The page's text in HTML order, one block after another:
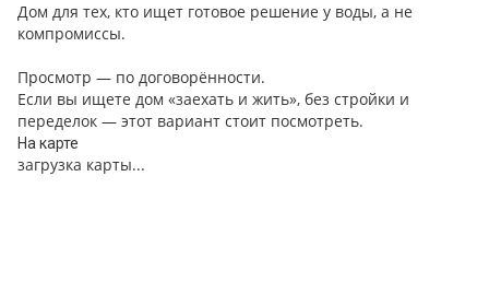
Дом для тех, кто ищет готовое решение у воды, а не
компромиссы.
Просмотр — по договорённости.
Если вы ищете дом «заехать и жить», без стройки и
переделок — этот вариант стоит посмотреть.
На карте
загрузка карты...